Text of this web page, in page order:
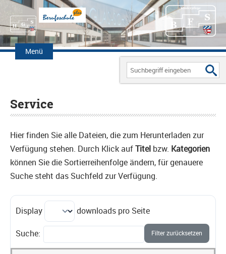
Menü
Zum
Inhalt
Search
for:
Service
Hier finden Sie alle Dateien, die zum Herunterladen zur
Verfügung stehen. Durch Klick aufTitel bzw. Kategorien
können Sie die Sortierreihenfolge ändern, für genauere
Suche steht das Suchfeld zur Verfügung.
Display downloads pro Seite
Suche: Filter zurücksetzen